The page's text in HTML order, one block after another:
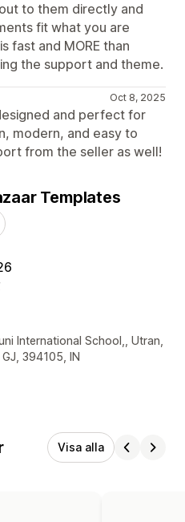
to them directly and
fit what you are
fast and MORE than
the support and theme.
Oct 8, 2025
and perfect for
modern, and easy to
from the seller as well!
Templates
International School,, Utran,
394105, IN
Visa alla